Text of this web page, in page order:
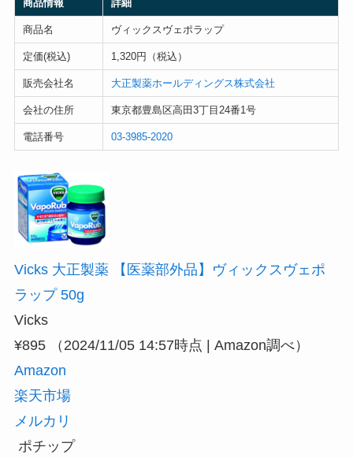
商品情報 詳細
商品名 ヴィックスヴェポラップ
定価(税込) 1,320円（税込）
販売会社名 大正製薬ホールディングス株式会社
会社の住所 東京都豊島区高田3丁目24番1号
電話番号 03-3985-2020
Vicks 大正製薬 【医薬部外品】ヴィックスヴェポ
ラップ 50g
Vicks
¥895
（2024/11/05 14:57時点 | Amazon調べ）
Amazon
楽天市場
メルカリ
ポチップ